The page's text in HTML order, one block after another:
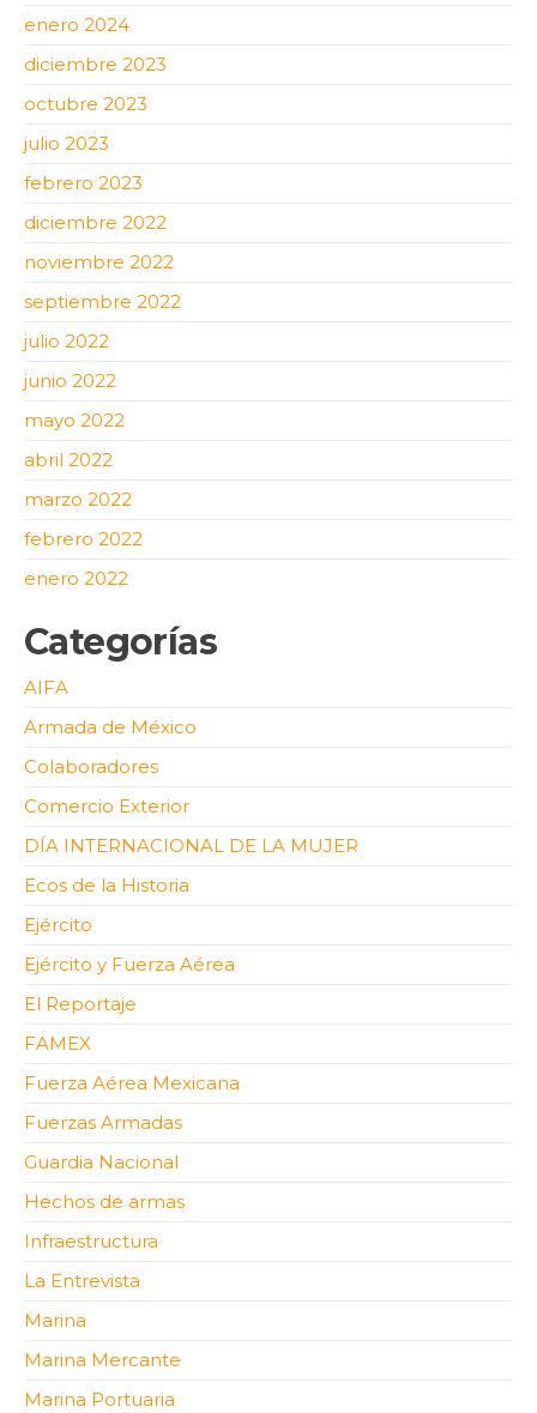
enero 2024
diciembre 2023
octubre 2023
julio 2023
febrero 2023
diciembre 2022
noviembre 2022
septiembre 2022
julio 2022
junio 2022
mayo 2022
abril 2022
marzo 2022
febrero 2022
enero 2022
Categorías
AIFA
Armada de México
Colaboradores
Comercio Exterior
DÍA INTERNACIONAL DE LA MUJER
Ecos de la Historia
Ejército
Ejército y Fuerza Aérea
El Reportaje
FAMEX
Fuerza Aérea Mexicana
Fuerzas Armadas
Guardia Nacional
Hechos de armas
Infraestructura
La Entrevista
Marina
Marina Mercante
Marina Portuaria